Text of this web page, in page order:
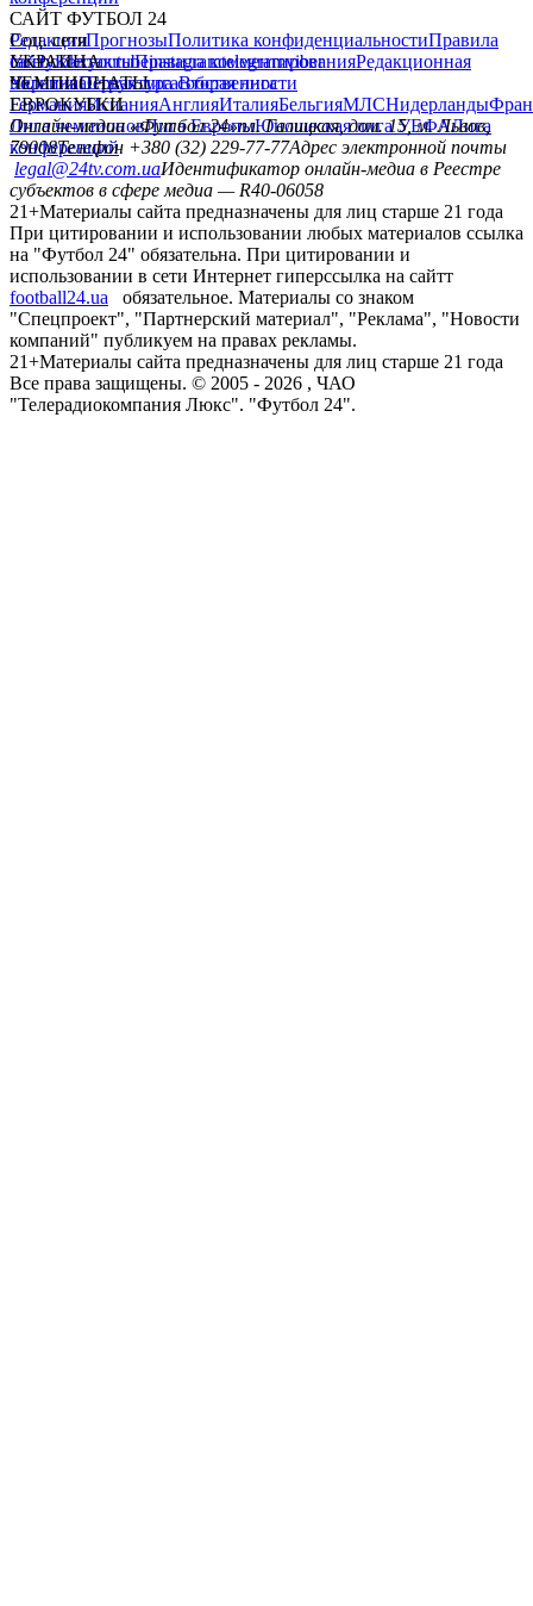
САЙТ ФУТБОЛ 24
РедакцияПрогнозыПолитика конфиденциальностиПравила
сайтуКонтактыПравила комментированияРедакционная
политикаСтруктура собственности
Соц. сети
facebookxyoutubeinstagramtelegramviber
УКРАИНА
УкраинаПервая лигаВторая лига
ЧЕМПИОНАТЫ
ГерманияИспанияАнглияИталияБельгияМЛСНидерланды
ЕВРОКУБКИ
Лига чемпионовЛига ЕвропыЮношеская лига УЕФАЛига
конференций
Онлайн-медиа «Футбол 24»пл. Галицкая, дом. 15, м. Львов,
79008Телефон +380 (32) 229-77-77Адрес электронной почты
legal@24tv.com.uaИдентификатор онлайн-медиа в Реестре
субъектов в сфере медиа — R40-06058
21+Материалы сайта предназначены для лиц старше 21 года
При цитировании и использовании любых материалов ссылка
на "Футбол 24" обязательна. При цитировании и
использовании в сети Интернет гиперссылка на сайтт
football24.ua
обязательное. Материалы со знаком
"Спецпроект", "Партнерский материал", "Реклама", "Новости
компаний" публикуем на правах рекламы.
21+Материалы сайта предназначены для лиц старше 21 года
Все права защищены. © 2005 - 2026 , ЧАО
"Телерадиокомпания Люкс". "Футбол 24".